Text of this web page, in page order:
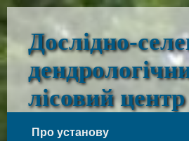
Дослідно-
лісовий
Боковеньки"
Про установу